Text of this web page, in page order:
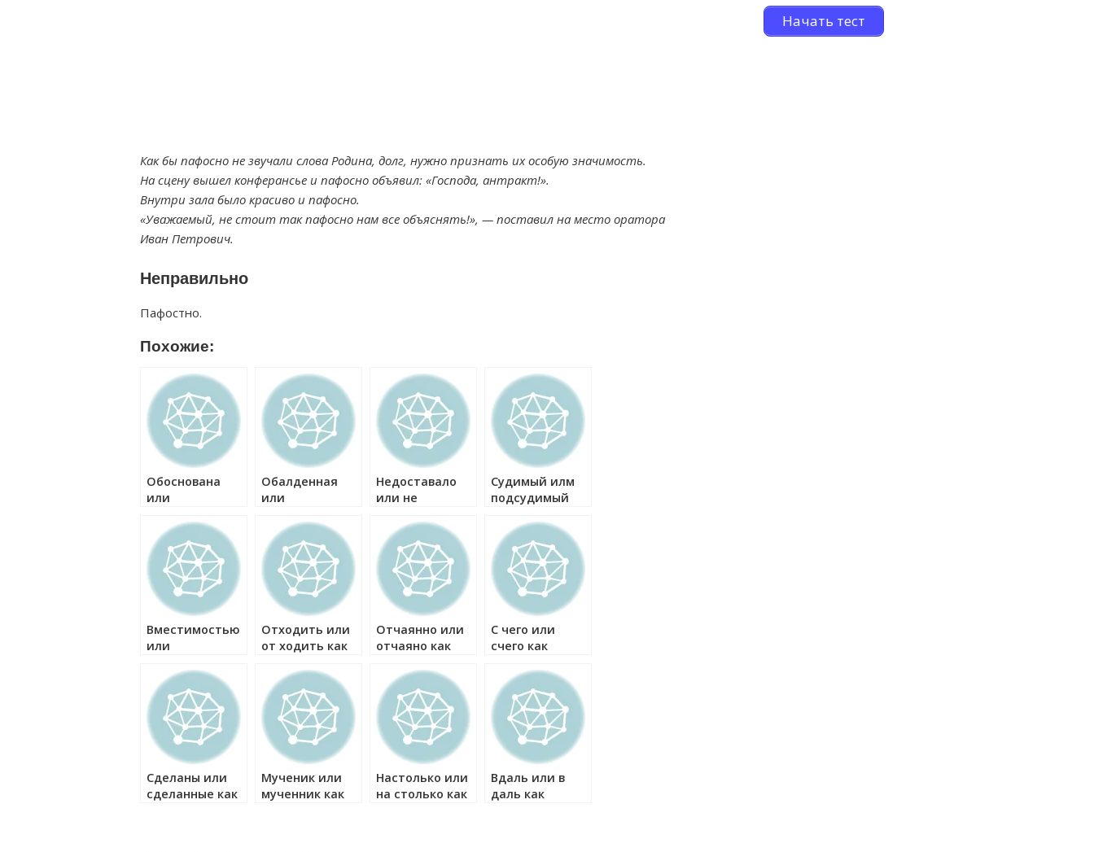
Как бы пафосно не звучали слова Родина, долг, нужно признать их особую значимость.
На сцену вышел конферансье и пафосно объявил: «Господа, антракт!».
Внутри зала было красиво и пафосно.
«Уважаемый, не стоит так пафосно нам все объяснять!», — поставил на место оратора
Иван Петрович.
Неправильно
Пафостно.
Похожие:
Обоснована
или
как правильно?
Обалденная
или
правильно?
Недоставало
или не
правильно?
Судимый илм
подсудимый
Вместимостью
или
как правильно?
Отходить или
от ходить как
Отчаянно или
отчаяно как
С чего или
счего как
Сделаны или
сделанные как
Мученик или
мученник как
Настолько или
на столько как
Вдаль или в
даль как
Начать тест